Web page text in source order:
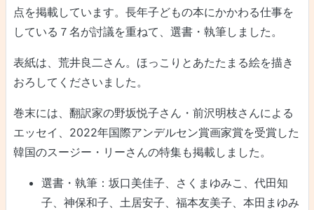
点を掲載しています。長年子どもの本にかかわる仕事を
している７名が討議を重ねて、選書・執筆しました。
表紙は、荒井良二さん。ほっこりとあたたまる絵を描き
おろしてくださいました。
巻末には、翻訳家の野坂悦子さん・前沢明枝さんによる
エッセイ、2022年国際アンデルセン賞画家賞を受賞した
韓国のスージー・リーさんの特集も掲載しました。
選書・執筆：坂口美佳子、さくまゆみこ、代田知
子、神保和子、土居安子、福本友美子、本田まゆみ